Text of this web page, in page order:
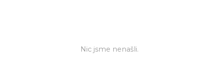
Nic jsme nenašli.